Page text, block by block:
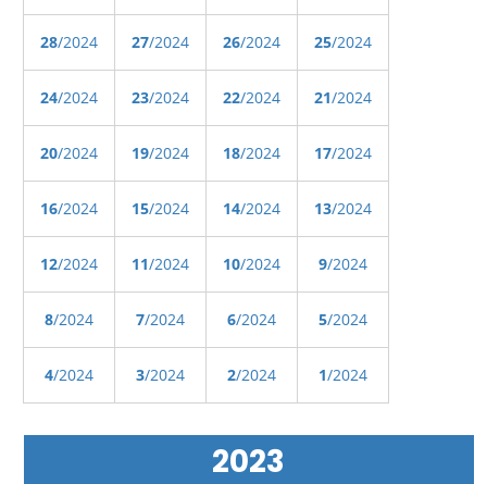
28/2024 27/2024 26/2024 25/2024
24/2024 23/2024 22/2024 21/2024
20/2024 19/2024 18/2024 17/2024
16/2024 15/2024 14/2024 13/2024
12/2024 11/2024 10/2024 9/2024
8/2024 7/2024 6/2024 5/2024
4/2024 3/2024 2/2024 1/2024
2023